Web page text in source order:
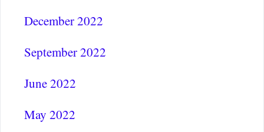
December 2022
September 2022
June 2022
May 2022